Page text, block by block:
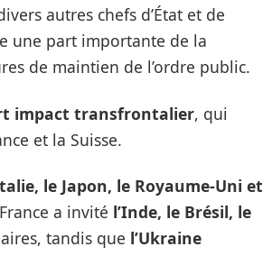
autres chefs d’État et de
une part importante de la
de maintien de l’ordre public.
impact transfrontalier, qui
et la Suisse.
le Japon, le Royaume-Uni et
a invité l’Inde, le Brésil, le
tandis que l’Ukraine